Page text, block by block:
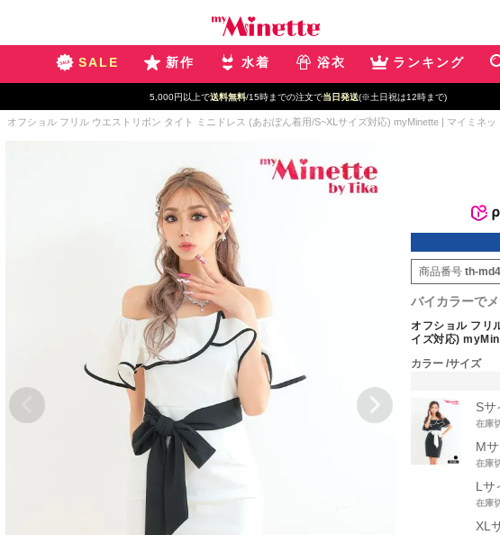
SALE 新作 水着 浴衣 ランキング
5,000円以上で送料無料/15時までの注文で当日発送(※土日祝は12時まで)
オフショル フリル ウエストリボン タイト ミニドレス (あおぽん着用/S~XLサイズ対応) myMinette | マイミネッ
商品番号 th-
バイカラーで
オフショル フリ
イズ対応)
カラー サイズ
Sサ
在庫
M
在庫
Lサ
在庫
XL